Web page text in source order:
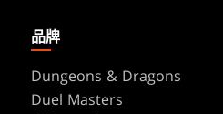
品牌
Dungeons & Dragons
Duel Masters